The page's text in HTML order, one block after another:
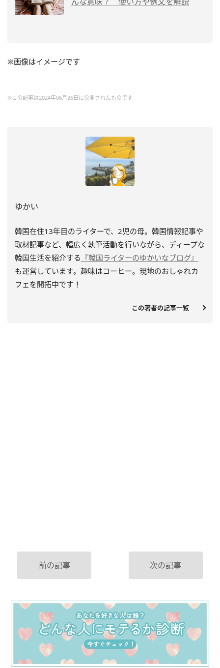
※画像はイメージです
※この記事は2024年06月26日に公開されたものです
ゆかい
韓国在住13年目のライターで、2児の母。韓国情報記事や
取材記事など、幅広く執筆活動を行いながら、ディープな
韓国生活を紹介する 『韓国ライターのゆかいなブログ』
も運営しています。趣味はコーヒー。現地のおしゃれカ
フェを開拓中です！
この著者の記事一覧
前の記事 次の記事